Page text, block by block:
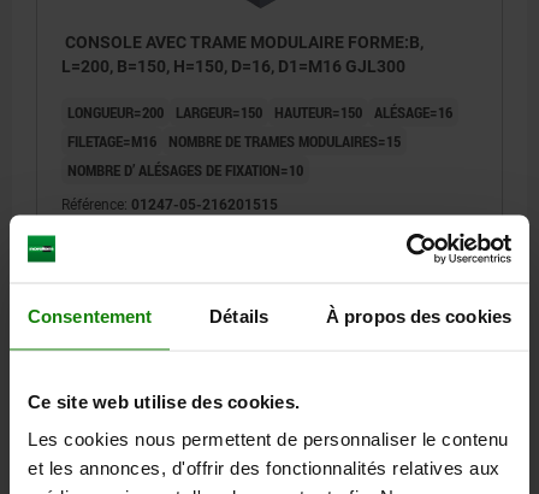
Consentement Détails À propos des cookies
Ce site web utilise des cookies.
Les cookies nous permettent de personnaliser le contenu
et les annonces, d'offrir des fonctionnalités relatives aux
CONSOLE AVEC TRAME MODULAIRE FORME:B,
L=200, B=150, H=150, D=16, D1=M16 GJL300
LONGUEUR=200 LARGEUR=150 HAUTEUR=150 ALÉSAGE=16
FILETAGE=M16
NOMBRE DE TRAMES MODULAIRES=15
NOMBRE D’ ALÉSAGES DE FIXATION=10
Référence: 01247-05-216201515